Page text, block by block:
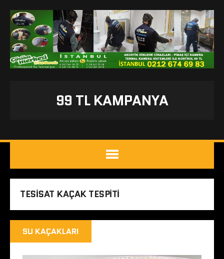
99 TL KAMPANYA
TESISAT KAÇAK TESPITI
SU KAÇAKLARI